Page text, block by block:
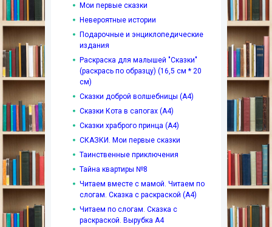
Мои первые сказки
Невероятные истории
Подарочные и энциклопедические
издания
Раскраска для малышей "Сказки"
(раскрась по образцу) (16,5 см * 20
см)
Сказки доброй волшебницы (А4)
Сказки Кота в сапогах (А4)
Сказки храброго принца (А4)
СКАЗКИ. Мои первые сказки
Таинственные приключения
Тайна квартиры №8
Читаем вместе с мамой. Читаем по
слогам. Сказка с раскраской (А4)
Читаем по слогам. Сказка с
раскраской. Вырубка А4